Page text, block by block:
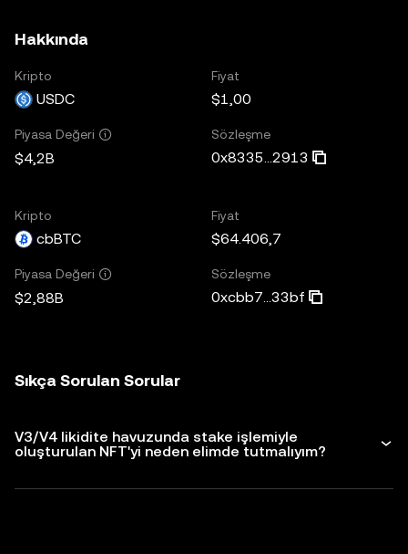
Hakkında
Kripto
USDC
Fiyat
$1,00
Piyasa Değeri
$4,2B
Sözleşme
0x8335...2913
Kripto
cbBTC
Fiyat
$64.406,7
Piyasa Değeri
$2,88B
Sözleşme
0xcbb7...33bf
Sıkça Sorulan Sorular
V3/V4 likidite havuzunda stake işlemiyle
oluşturulan NFT'yi neden elimde tutmalıyım?